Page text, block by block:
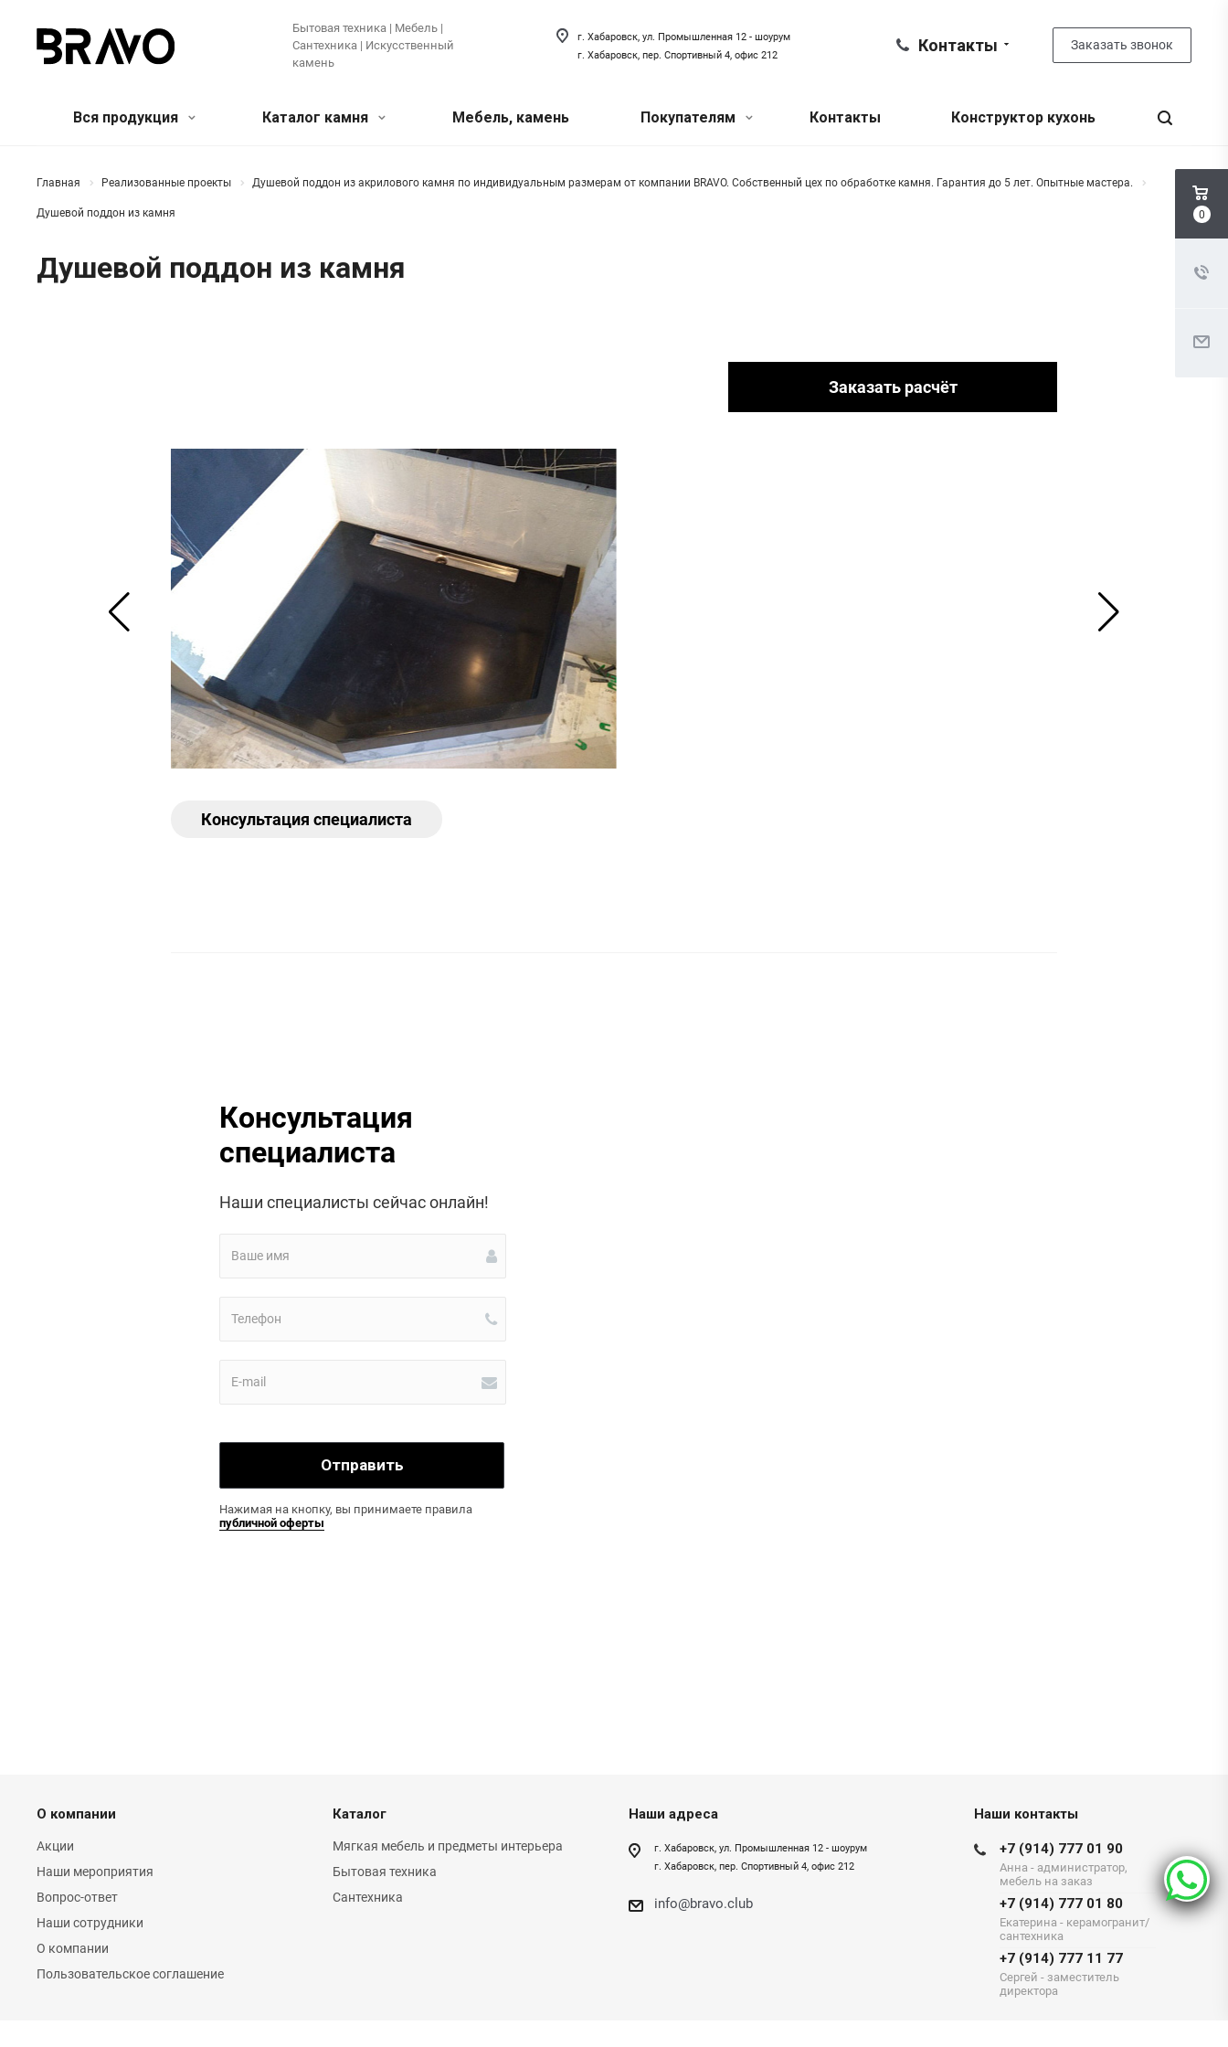
Бытовая техника | Мебель |
Сантехника | Искусственный
камень
Контакты Заказать звонок
г. Хабаровск, ул. Промышленная 12 - шоурум
г. Хабаровск, пер. Спортивный 4, офис 212
Вся продукция
Мягкая мебель и предметы
Консоли
Кресла
Кровати
Бытовая техника Сантехника
Каталог камня
Кварцевый агломерат
Акриловый искусственный
Мебель, камень Покупателям Контакты Конструктор кухонь
Главная Реализованные проекты Душевой поддон из акрилового камня по индивидуальным размерам от компании BRAVO. Собственный цех по обработке камня. Гарантия до 5 лет. Опытные мастера.
Душевой поддон из камня
Душевой поддон из камня
Заказать расчёт
Консультация специалиста
Консультация
специалиста
Наши специалисты сейчас онлайн!
Отправить
Нажимая на кнопку, вы принимаете правила
публичной оферты
О компании
Акции
Наши мероприятия
Вопрос-ответ
Наши сотрудники
О компании
Пользовательское соглашение
Каталог
Мягкая мебель и предметы интерьера
Бытовая техника
Сантехника
Наши адреса
г. Хабаровск, ул. Промышленная 12 - шоурум
г. Хабаровск, пер. Спортивный 4, офис 212
info@bravo.club
Наши контакты
+7 (914) 777 01 90
Анна - администратор,
мебель на заказ
+7 (914) 777 01 80
Екатерина - керамогранит/
сантехника
+7 (914) 777 11 77
Сергей - заместитель
директора
0